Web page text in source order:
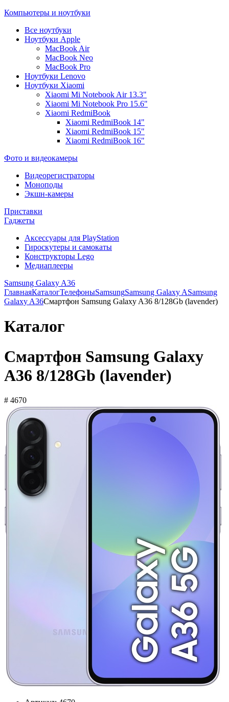
Компьютеры и ноутбуки
Все ноутбуки
Ноутбуки Apple
MacBook Air
MacBook Neo
MacBook Pro
Ноутбуки Lenovo
Ноутбуки Xiaomi
Xiaomi Mi Notebook Air 13.3"
Xiaomi Mi Notebook Pro 15.6"
Xiaomi RedmiBook
Xiaomi RedmiBook 14"
Xiaomi RedmiBook 15"
Xiaomi RedmiBook 16"
Фото и видеокамеры
Видеорегистраторы
Моноподы
Экшн-камеры
Приставки
Гаджеты
Аксессуары для PlayStation
Гироскутеры и самокаты
Конструкторы Lego
Медиаплееры
Samsung Galaxy A36
ГлавнаяКаталогТелефоныSamsungSamsung Galaxy ASamsung
Galaxy A36Смартфон Samsung Galaxy A36 8/128Gb (lavender)
Каталог
Смартфон Samsung Galaxy
A36 8/128Gb (lavender)
# 4670